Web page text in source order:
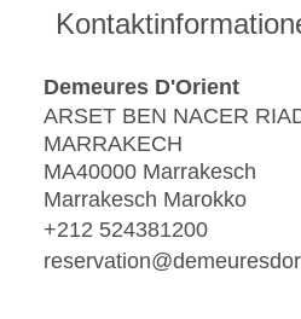
Demeures D'Orient
ARSET BEN NACER
MARRAKECH
MA40000 Marrakesch
Marrakesch Marokko
+212 524381200